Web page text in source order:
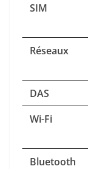
SIM
Réseaux
DAS
Wi-Fi
Bluetooth